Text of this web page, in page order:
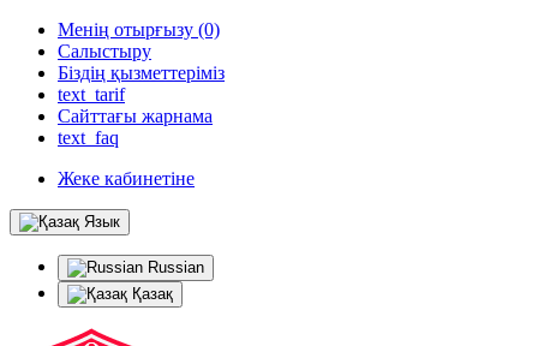
Менің отырғызу (0)
Салыстыру
Біздің қызметтеріміз
text_tarif
Сайттағы жарнама
text_faq
Жеке кабинетіне
Язык
Russian
Қазақ